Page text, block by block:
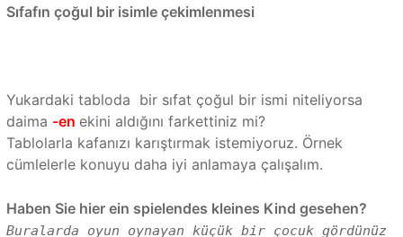
Sıfafın çoğul bir isimle çekimlenmesi
Yukardaki tabloda bir sıfat çoğul bir ismi niteliyorsa
daima -en ekini aldığını farkettiniz mi?
Tablolarla kafanızı karıştırmak istemiyoruz. Örnek
cümlelerle konuyu daha iyi anlamaya çalışalım.
Haben Sie hier ein spielendes kleines Kind gesehen?
Buralarda oyun oynayan küçük bir çocuk gördünüz